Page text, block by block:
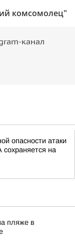
комсомолец"
канал
опасности атаки
на
пляже в